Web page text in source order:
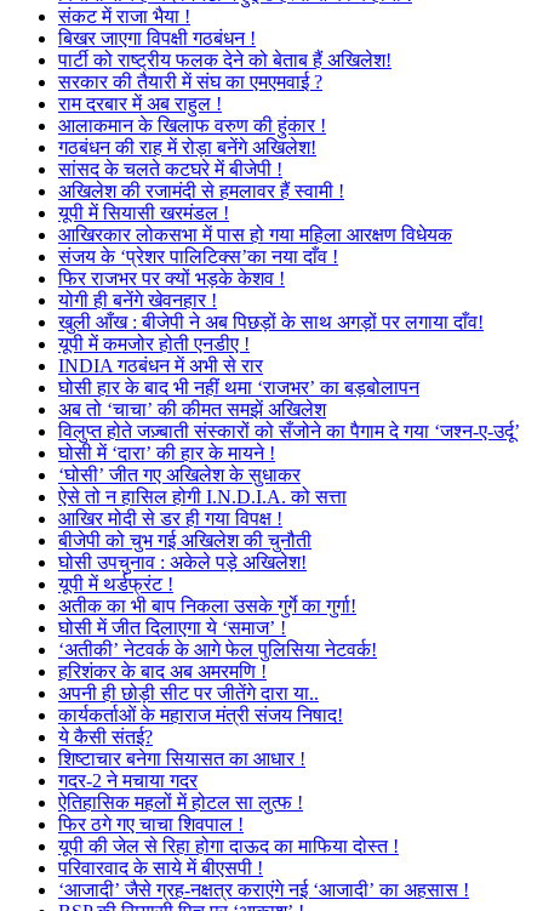
संकट में राजा भैया !
बिखर जाएगा विपक्षी गठबंधन !
पार्टी को राष्ट्रीय फलक देने को बेताब हैं अखिलेश!
सरकार की तैयारी में संघ का एमएमवाई ?
राम दरबार में अब राहुल !
आलाकमान के खिलाफ वरुण की हुंकार !
गठबंधन की राह में रोड़ा बनेंगे अखिलेश!
सांसद के चलते कटघरे में बीजेपी !
अखिलेश की रजामंदी से हमलावर हैं स्वामी !
यूपी में सियासी खरमंडल !
आखिरकार लोकसभा में पास हो गया महिला आरक्षण विधेयक
संजय के ‘प्रेशर पालिटिक्स’का नया दाँव !
फिर राजभर पर क्यों भड़के केशव !
योगी ही बनेंगे खेवनहार !
खुली आँख : बीजेपी ने अब पिछड़ों के साथ अगड़ों पर लगाया दाँव!
यूपी में कमजोर होती एनडीए !
INDIA गठबंधन में अभी से रार
घोसी हार के बाद भी नहीं थमा ‘राजभर’ का बड़बोलापन
अब तो ‘चाचा’ की कीमत समझें अखिलेश
विलुप्त होते जज़्बाती संस्कारों को सँजोने का पैगाम दे गया ‘जश्न-ए-उर्दू’
घोसी में ‘दारा’ की हार के मायने !
‘घोसी’ जीत गए अखिलेश के सुधाकर
ऐसे तो न हासिल होगी I.N.D.I.A. को सत्ता
आखिर मोदी से डर ही गया विपक्ष !
बीजेपी को चुभ गई अखिलेश की चुनौती
घोसी उपचुनाव : अकेले पड़े अखिलेश!
यूपी में थर्डफ्रंट !
अतीक का भी बाप निकला उसके गुर्गे का गुर्गा!
घोसी में जीत दिलाएगा ये ‘समाज’ !
‘अतीकी’ नेटवर्क के आगे फेल पुलिसिया नेटवर्क!
हरिशंकर के बाद अब अमरमणि !
अपनी ही छोड़ी सीट पर जीतेंगे दारा या..
कार्यकर्ताओं के महाराज मंत्री संजय निषाद!
ये कैसी संतई?
शिष्टाचार बनेगा सियासत का आधार !
गदर-2 ने मचाया गदर
ऐतिहासिक महलों में होटल सा लुत्फ !
फिर ठगे गए चाचा शिवपाल !
यूपी की जेल से रिहा होगा दाऊद का माफिया दोस्त !
परिवारवाद के साये में बीएसपी !
‘आजादी’ जैसे ग्रह-नक्षत्र कराएंगे नई ‘आजादी’ का अहसास !